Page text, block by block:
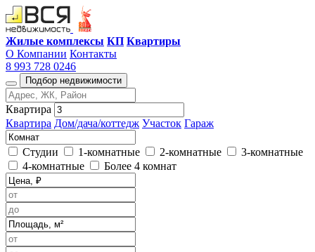
Жилые комплексы КП Квартиры
О Компании Контакты
8 993 728 0246
Подбор недвижимости
Квартира
Квартира Дом/дача/коттедж Участок Гараж
Студии 1-комнатные 2-комнатные
3-комнатные
4-комнатные
Более 4 комнат